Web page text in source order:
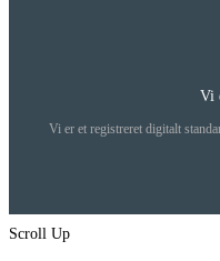
Vi
Vi er et registreret digitalt
Scroll Up